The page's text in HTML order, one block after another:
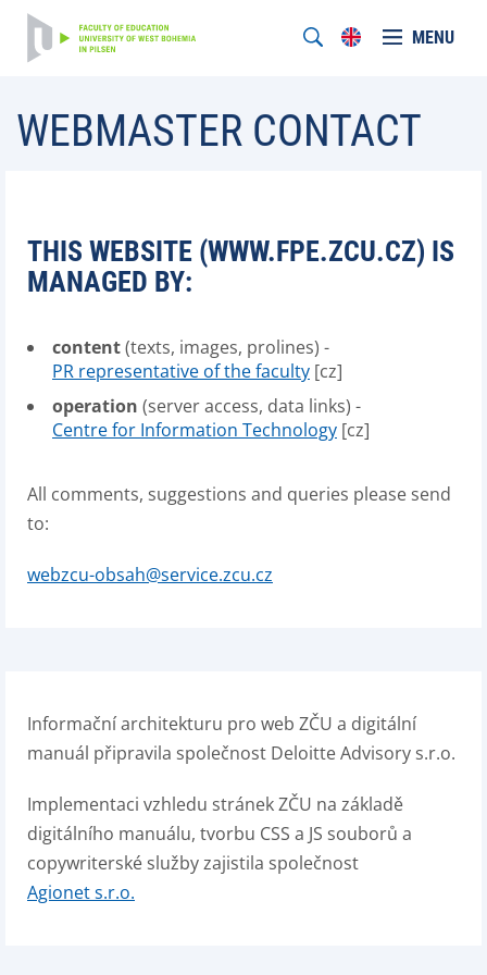
MENU
WEBMASTER CONTACT
THIS WEBSITE (WWW.FPE.ZCU.CZ) IS
MANAGED BY:
content(texts, images, prolines) -
PR representative of the faculty [cz]
operation (server access, data links) -
Centre for Information Technology [cz]
All comments, suggestions and queries please send
to:
webzcu-obsah@service.zcu.cz
Informační architekturu pro web ZČU a digitální
manuál připravila společnost Deloitte Advisory s.r.o.
Implementaci vzhledu stránek ZČU na základě
digitálního manuálu, tvorbu CSS a JS souborů a
copywriterské služby zajistila společnost
Agionet s.r.o.